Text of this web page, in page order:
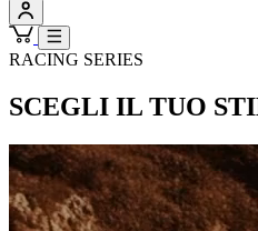
RACING SERIES
SCEGLI IL TUO